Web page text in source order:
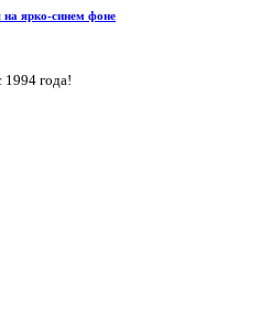
на ярко-синем фоне
1994 года!